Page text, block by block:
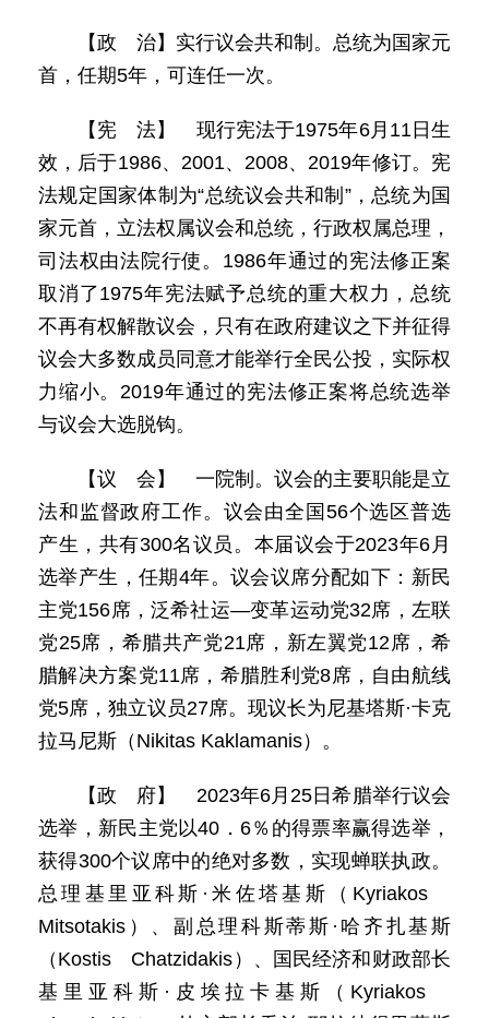
【政 治】实行议会共和制。总统为国家元
首，任期5年，可连任一次。
【宪 法】 现行宪法于1975年6月11日生
效，后于1986、2001、2008、2019年修订。宪
法规定国家体制为“总统议会共和制”，总统为国
家元首，立法权属议会和总统，行政权属总理，
司法权由法院行使。1986年通过的宪法修正案
取消了1975年宪法赋予总统的重大权力，总统
不再有权解散议会，只有在政府建议之下并征得
议会大多数成员同意才能举行全民公投，实际权
力缩小。2019年通过的宪法修正案将总统选举
与议会大选脱钩。
【议 会】 一院制。议会的主要职能是立
法和监督政府工作。议会由全国56个选区普选
产生，共有300名议员。本届议会于2023年6月
选举产生，任期4年。议会议席分配如下：新民
主党156席，泛希社运—变革运动党32席，左联
党25席，希腊共产党21席，新左翼党12席，希
腊解决方案党11席，希腊胜利党8席，自由航线
党5席，独立议员27席。现议长为尼基塔斯·卡克
拉马尼斯（Nikitas Kaklamanis）。
【政 府】 2023年6月25日希腊举行议会
选举，新民主党以40．6％的得票率赢得选举，
获得300个议席中的绝对多数，实现蝉联执政。
总理基里亚科斯·米佐塔基斯（Kyriakos
Mitsotakis）、副总理科斯蒂斯·哈齐扎基斯
（Kostis Chatzidakis）、国民经济和财政部长
基里亚科斯·皮埃拉卡基斯（Kyriakos